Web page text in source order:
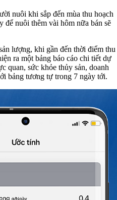
nuôi khi sắp đến mùa thu hoạch
để nuôi thêm vài hôm nữa bán sẽ
lượng, khi gần đến thời điểm thu
ra một bảng báo cáo chi tiết dự
quan, sức khỏe thủy sản, doanh
bảng tương tự trong 7 ngày tới.